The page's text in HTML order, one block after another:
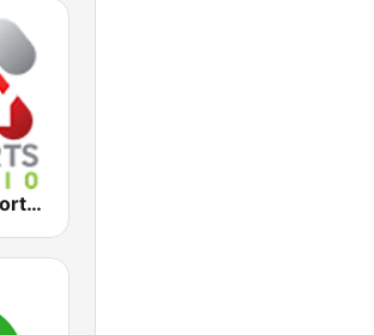
2KY - Sky Sports Radio